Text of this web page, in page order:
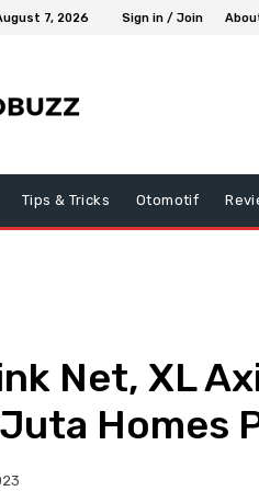
7, 2026 Sign in / Join
Tips & Tricks Otomotif
Net, XL
Homes